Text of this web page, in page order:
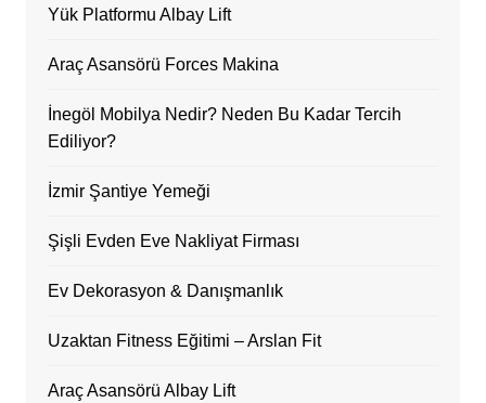
Yük Platformu Albay Lift
Araç Asansörü Forces Makina
İnegöl Mobilya Nedir? Neden Bu Kadar Tercih
Ediliyor?
İzmir Şantiye Yemeği
Şişli Evden Eve Nakliyat Firması
Ev Dekorasyon & Danışmanlık
Uzaktan Fitness Eğitimi – Arslan Fit
Araç Asansörü Albay Lift